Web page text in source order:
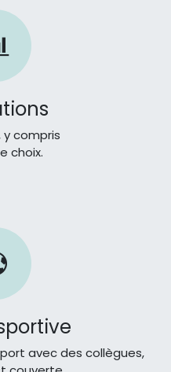
y compris
choix.
avec des collègues,